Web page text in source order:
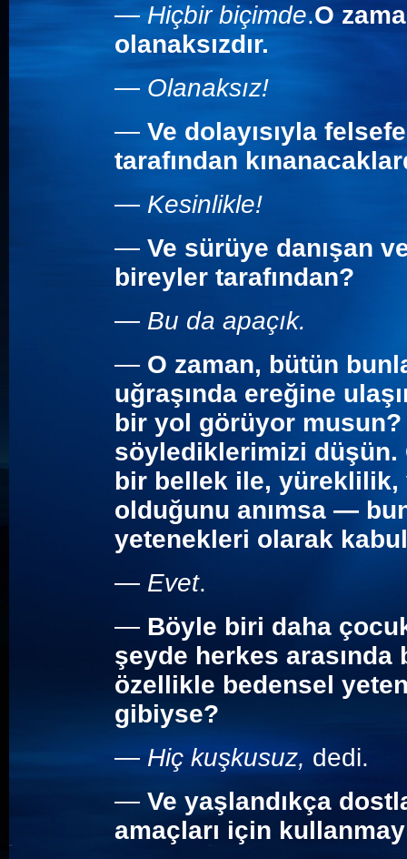
— Hiçbir biçimde.O
olanaksızdır.
— Olanaksız!
— Ve dolayısıyla
tarafından
— Kesinlikle!
— Ve sürüye danışan
bireyler tarafından?
— Bu da apaçık.
— O zaman, bütün
uğraşında ereğine
bir yol görüyor musun?
söylediklerimizi düşün.
bir bellek ile, yüreklilik,
olduğunu anımsa —
yetenekleri olarak
— Evet.
— Böyle biri daha
şeyde herkes arasında
özellikle bedensel
gibiyse?
— Hiç kuşkusuz, dedi.
— Ve yaşlandıkça
amaçları için